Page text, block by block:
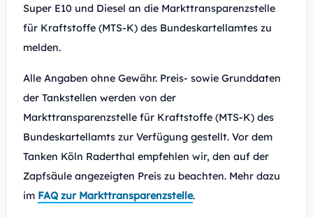
Super E10 und Diesel an die Markttransparenzstelle
für Kraftstoffe (MTS-K) des Bundeskartellamtes zu
melden.
Alle Angaben ohne Gewähr. Preis- sowie Grunddaten
der Tankstellen werden von der
Markttransparenzstelle für Kraftstoffe (MTS-K) des
Bundeskartellamts zur Verfügung gestellt. Vor dem
Tanken Köln Raderthal empfehlen wir, den auf der
Zapfsäule angezeigten Preis zu beachten. Mehr dazu
im FAQ zur Markttransparenzstelle.